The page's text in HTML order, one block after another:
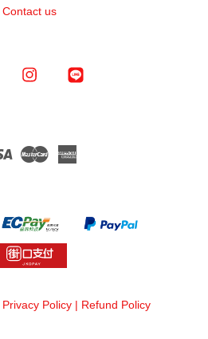
Contact us
Facebook Instagram
Visa Master
Privacy Policy | Refund Policy